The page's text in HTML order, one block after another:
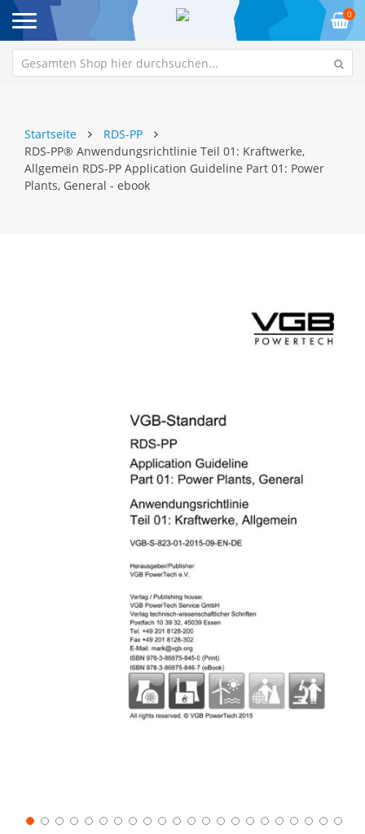
0
Startseite
RDS-PP
RDS-PP® Anwendungsrichtlinie Teil 01: Kraftwerke,
Allgemein RDS-PP Application Guideline Part 01: Power
Plants, General - ebook